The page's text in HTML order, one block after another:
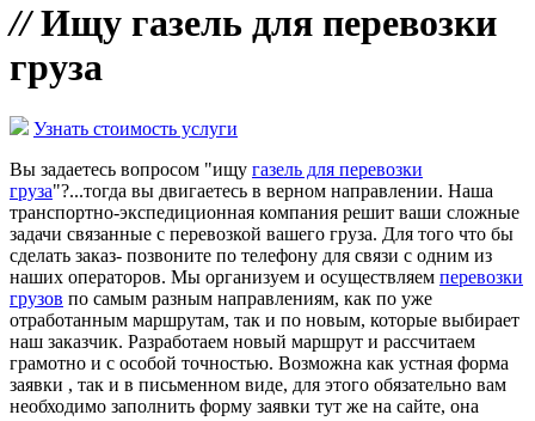
//Ищу газель для перевозки
груза
Узнать стоимость услуги
Вы задаетесь вопросом "ищу газель для перевозки
груза"?...тогда вы двигаетесь в верном направлении. Наша
транспортно-экспедиционная компания решит ваши сложные
задачи связанные с перевозкой вашего груза. Для того что бы
сделать заказ- позвоните по телефону для связи с одним из
наших операторов. Мы организуем и осуществляем перевозки
грузов по самым разным направлениям, как по уже
отработанным маршрутам, так и по новым, которые выбирает
наш заказчик. Разработаем новый маршрут и рассчитаем
грамотно и с особой точностью. Возможна как устная форма
заявки , так и в письменном виде, для этого обязательно вам
необходимо заполнить форму заявки тут же на сайте, она